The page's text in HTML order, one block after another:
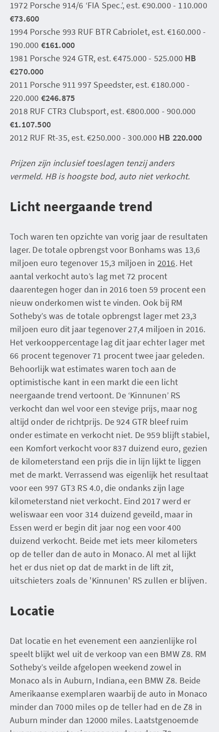
1972 Porsche 914/6 ‘FIA Spec.’, est. €90.000 - 110.000
€73.600
1994 Porsche 993 RUF BTR Cabriolet, est. €160.000 -
190.000 €161.000
1981 Porsche 924 GTR, est. €475.000 - 525.000 HB
€270.000
2011 Porsche 911 997 Speedster, est. €180.000 -
220.000 €246.875
2018 RUF CTR3 Clubsport, est. €800.000 - 900.000
€1.107.500
2012 RUF Rt-35, est. €250.000 - 300.000 HB 220.000
Prijzen zijn inclusief toeslagen tenzij anders
vermeld. HB is hoogste bod, auto niet verkocht.
Licht neergaande trend
Toch waren ten opzichte van vorig jaar de resultaten
lager. De totale opbrengst voor Bonhams was 13,6
miljoen euro tegenover 15,3 miljoen in 2016. Het
aantal verkocht auto’s lag met 72 procent
daarentegen hoger dan in 2016 toen 59 procent een
nieuw onderkomen wist te vinden. Ook bij RM
Sotheby’s was de totale opbrengst lager met 23,3
miljoen euro dit jaar tegenover 27,4 miljoen in 2016.
Het verkooppercentage lag dit jaar echter lager met
66 procent tegenover 71 procent twee jaar geleden.
Behoorlijk wat estimates waren toch aan de
optimistische kant in een markt die een licht
neergaande trend vertoont. De ‘Kinnunen’ RS
verkocht dan wel voor een stevige prijs, maar nog
altijd onder de richtprijs. De 924 GTR bleef ruim
onder estimate en verkocht niet. De 959 blijft stabiel,
een Komfort verkocht voor 837 duizend euro, gezien
de kilometerstand een prijs die in lijn lijkt te liggen
met de markt. Verrassend was eigenlijk het resultaat
voor een 997 GT3 RS 4.0, die ondanks zijn lage
kilometerstand niet verkocht. Eind 2017 werd er
weliswaar een voor 314 duizend geveild, maar in
Essen werd er begin dit jaar nog een voor 400
duizend verkocht. Beide met iets meer kilometers
op de teller dan de auto in Monaco. Al met al lijkt
het er dus niet op dat de markt in de lift zit,
uitschieters zoals de 'Kinnunen' RS zullen er blijven.
Locatie
Dat locatie en het evenement een aanzienlijke rol
speelt blijkt wel uit de verkoop van een BMW Z8. RM
Sotheby’s veilde afgelopen weekend zowel in
Monaco als in Auburn, Indiana, een BMW Z8. Beide
Amerikaanse exemplaren waarbij de auto in Monaco
minder dan 7000 miles op de teller had en de Z8 in
Auburn minder dan 12000 miles. Laatstgenoemde